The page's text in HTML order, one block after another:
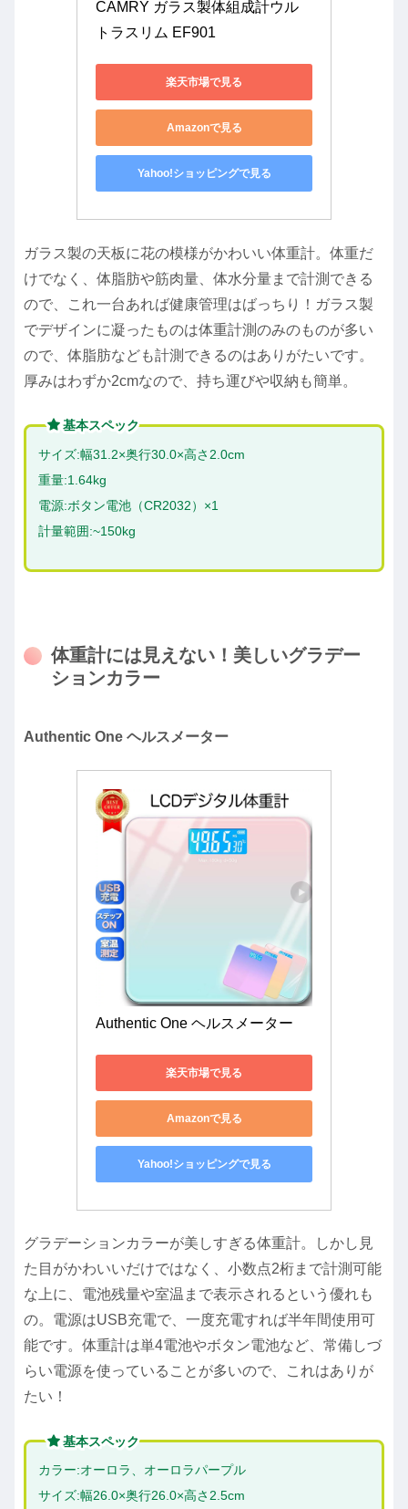
CAMRY ガラス製体組成計ウル
トラスリム EF901
楽天市場で見る
Amazonで見る
Yahoo!ショッピングで見る
ガラス製の天板に花の模様がかわいい体重計。体重だ
けでなく、体脂肪や筋肉量
体水分量まで計測できる
ので、これ一台あれば健康管理はばっちり！ガラス製
でデザインに凝ったものは体重計測のみのものが多い
ので、体脂肪なども計測できるのはありがたいです。
厚みはわずか2cmなので、持ち運びや収納も簡単。
基本スペック
サイズ:幅31.2×奥行30.0×高さ2.0cm
重量:1.64kg
電源:ボタン電池（CR2032）×1
計量範囲:~150kg
体重計には見えない！美しいグラデー
ションカラー
Authentic One ヘルスメーター
Authentic One ヘルスメーター
楽天市場で見る
Amazonで見る
Yahoo!ショッピングで見る
グラデーションカラーが美しすぎる体重計。しかし見
た目がかわいいだけではなく、小数点2桁まで計測可能
な上に、電池残量や室温まで表示されるという優れも
の。電源はUSB充電で、一度充電すれば半年間使用可
能です。体重計は単4電池やボタン電池など、常備しづ
らい電源を使っていることが多いので、これはありが
たい！
基本スペック
カラー:オーロラ、オーロラパープル
サイズ:幅26.0×奥行26.0×高さ2.5cm